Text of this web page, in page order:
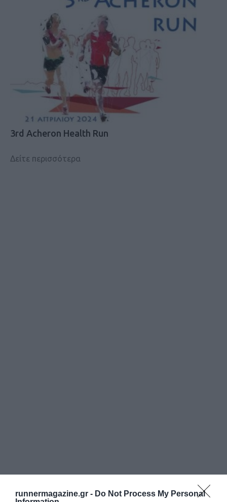
runnermagazine.gr - Do Not Process My Personal
3rd Acheron Health Run
Δείτε περισσότερα